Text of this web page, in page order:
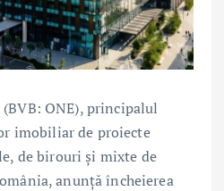
ONE), principalul
imobiliar de proiecte
de birouri și mixte de
anunță încheierea